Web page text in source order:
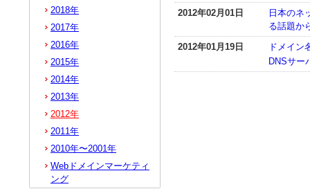
2012年02月01日
日本のネ
る話題か
2012年01月19日
ドメイン
DNSサー
2018年
2017年
2016年
2015年
2014年
2013年
2012年
2011年
2010年〜2001年
Webドメインマーケティ
ング